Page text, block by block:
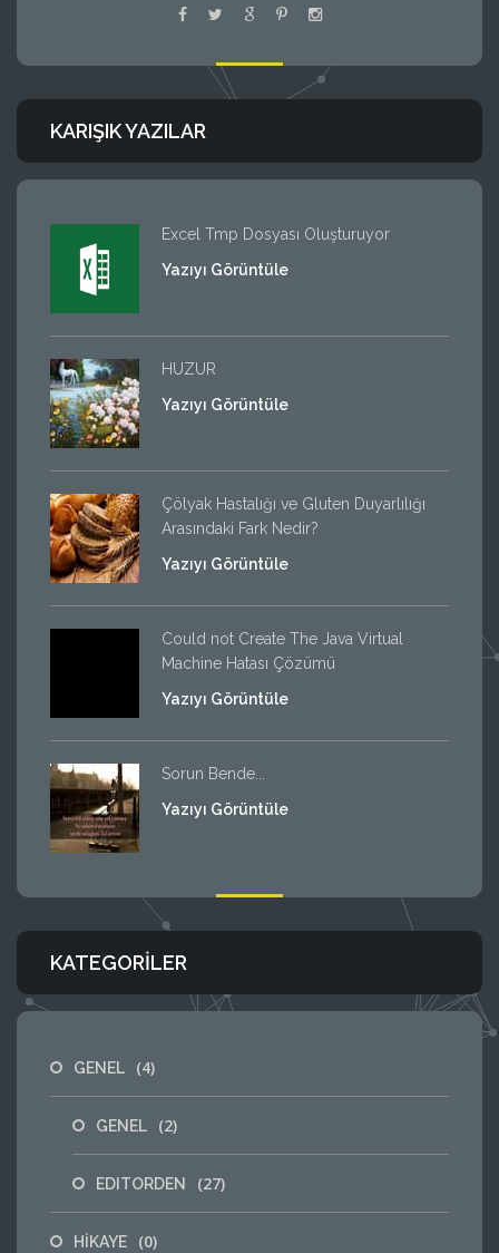
KARIŞIK YAZILAR
Excel Tmp Dosyası Oluşturuyor
Yazıyı Görüntüle
HUZUR
Yazıyı Görüntüle
Çölyak Hastalığı ve Gluten Duyarlılığı
Arasındaki Fark Nedir?
Yazıyı Görüntüle
Could not Create The Java Virtual
Machine Hatası Çözümü
Yazıyı Görüntüle
Sorun Bende...
Yazıyı Görüntüle
KATEGORILER
GENEL (4)
GENEL (2)
EDITORDEN (27)
HİKAYE (0)